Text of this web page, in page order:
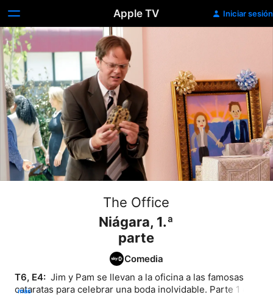
Apple TV Iniciar sesión
The Office
Niágara, 1.ª
parte
Comedia
T6, E4: Jim y Pam se llevan a la oficina a las famosas
cataratas para celebrar una boda inolvidable. Parte 1 de
más